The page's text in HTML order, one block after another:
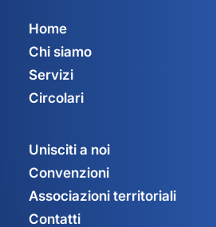
Home
Chi siamo
Servizi
Circolari
Unisciti a noi
Convenzioni
Associazioni territoriali
Contatti